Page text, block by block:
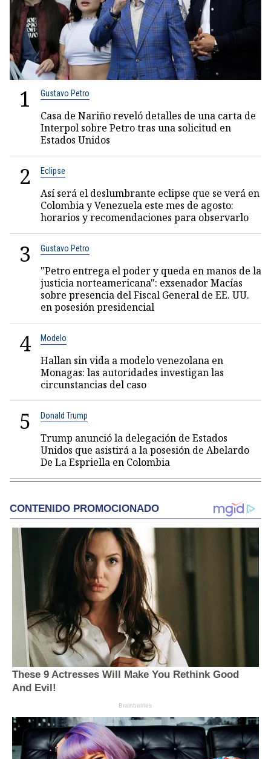
1 Gustavo Petro
Casa de Nariño reveló detalles de una carta de
Interpol sobre Petro tras una solicitud en
Estados Unidos
2 Eclipse
Así será el deslumbrante eclipse que se verá en
Colombia y Venezuela este mes de agosto:
horarios y recomendaciones para observarlo
3 Gustavo Petro
"Petro entrega el poder y queda en manos de la
justicia norteamericana": exsenador Macías
sobre presencia del Fiscal General de EE. UU.
en posesión presidencial
4 Modelo
Hallan sin vida a modelo venezolana en
Monagas: las autoridades investigan las
circunstancias del caso
5 Donald Trump
Trump anunció la delegación de Estados
Unidos que asistirá a la posesión de Abelardo
De La Espriella en Colombia